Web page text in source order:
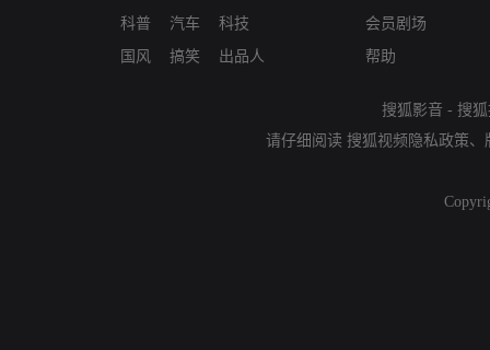
科普
国风
汽车
搞笑
科技
出品人
会员剧场
帮助
搜狐影音 - 搜
请仔细阅读 搜狐视频隐私政策、